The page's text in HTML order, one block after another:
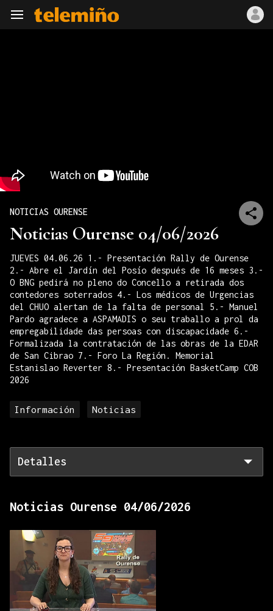
Navegación
NOTICIAS OURENSE
Noticias Ourense 04/06/2026
JUEVES 04.06.26 1.- Presentación Rally de Ourense
2.- Abre el Jardín del Posío después de 16 meses 3.-
O BNG pedirá no pleno do Concello a retirada dos
contedores soterrados 4.- Los médicos de Urgencias
del CHUO alertan de la falta de personal 5.- Manuel
Pardo agradece a ASPAMADIS o seu traballo a prol da
empregabilidade das persoas con discapacidade 6.-
Formalizada la contratación de las obras de la EDAR
de San Cibrao 7.- Foro La Región. Memorial
Estanislao Reverter 8.- Presentación BasketCamp COB
2026
Información Noticias
Detalles
Noticias Ourense 04/06/2026